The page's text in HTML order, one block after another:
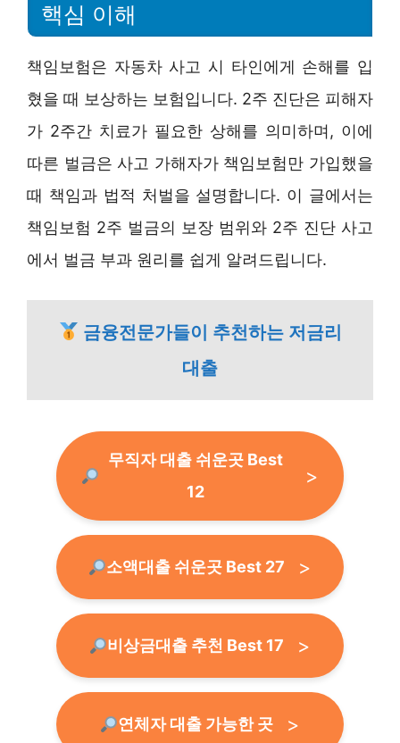
핵심 이해
책임보험은 자동차 사고 시 타인에게 손해를 입
혔을 때 보상하는 보험입니다. 2주 진단은 피해자
가 2주간 치료가 필요한 상해를 의미하며, 이에
따른 벌금은 사고 가해자가 책임보험만 가입했을
때 책임과 법적 처벌을 설명합니다. 이 글에서는
책임보험 2주 벌금의 보장 범위와 2주 진단 사고
에서 벌금 부과 원리를 쉽게 알려드립니다.
금융전문가들이 추천하는 저금리
대출
무직자 대출 쉬운곳 Best
12
소액대출 쉬운곳 Best 27
비상금대출 추천 Best 17
연체자 대출 가능한 곳